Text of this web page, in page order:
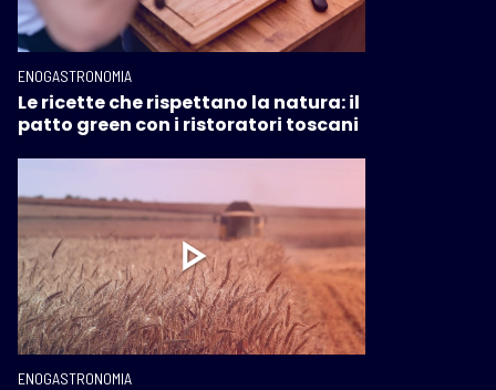
ENOGASTRONOMIA
Le ricette che rispettano la natura: il
patto green con i ristoratori toscani
ENOGASTRONOMIA